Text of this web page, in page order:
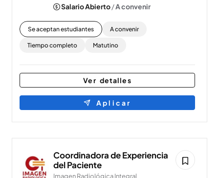
Salario Abierto/A convenir
Se aceptan estudiantes A convenir
Tiempo completo Matutino
Ver detalles
Aplicar
Coordinadora de Experiencia
del Paciente
Imagen Radiológica Integral